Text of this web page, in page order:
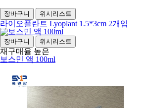
장바구니 위시리스트
라이오플란트 Lyoplant 1.5*3cm 2개입
장바구니 위시리스트
재구매율 높은
보스민 액 100ml